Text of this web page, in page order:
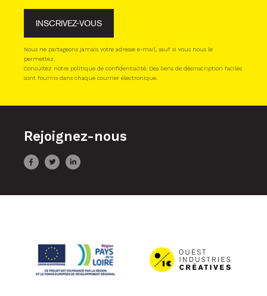
INSCRIVEZ-VOUS
Nous ne partageons jamais votre adresse e-mail, sauf si vous nous le
permettez.
Consultez notre politique de confidentialité. Des liens de désinscription faciles
sont fournis dans chaque courrier électronique.
Rejoignez-nous